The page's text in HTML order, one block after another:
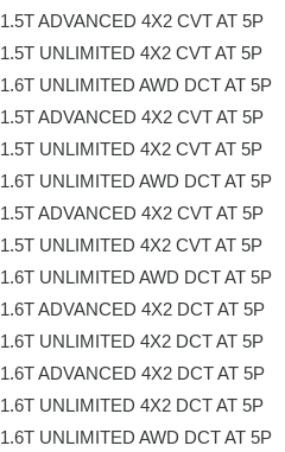
1.5T ADVANCED 4X2 CVT AT 5P
1.5T UNLIMITED 4X2 CVT AT 5P
1.6T UNLIMITED AWD DCT AT 5P
1.5T ADVANCED 4X2 CVT AT 5P
1.5T UNLIMITED 4X2 CVT AT 5P
1.6T UNLIMITED AWD DCT AT 5P
1.5T ADVANCED 4X2 CVT AT 5P
1.5T UNLIMITED 4X2 CVT AT 5P
1.6T UNLIMITED AWD DCT AT 5P
1.6T ADVANCED 4X2 DCT AT 5P
1.6T UNLIMITED 4X2 DCT AT 5P
1.6T ADVANCED 4X2 DCT AT 5P
1.6T UNLIMITED 4X2 DCT AT 5P
1.6T UNLIMITED AWD DCT AT 5P